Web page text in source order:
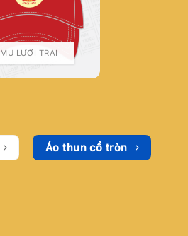
MŨ LƯỠI TRAI
Áo thun cổ tròn